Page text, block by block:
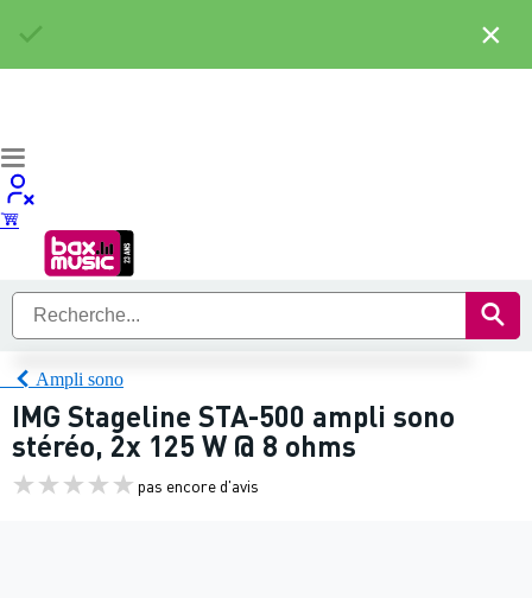
Ampli sono
IMG Stageline STA-500 ampli sono
stéréo, 2x 125 W @ 8 ohms
pas encore d'avis
×